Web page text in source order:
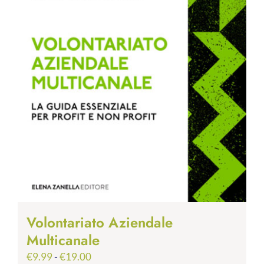
Volontariato Aziendale
Multicanale
€9.99-€19.00Fascia